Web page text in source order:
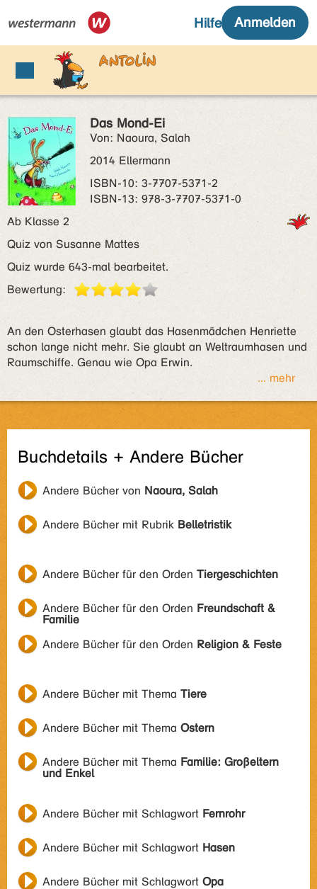
Das Mond-Ei
Von: Naoura, Salah
2014 Ellermann
ISBN‑10: 3-7707-5371-2
ISBN‑13: 978-3-7707-5371-0
Ab Klasse 2
Quiz von Susanne Mattes
Quiz wurde 643-mal bearbeitet.
Bewertung:
An den Osterhasen glaubt das Hasenmädchen Henriette
schon lange nicht mehr. Sie glaubt an Weltraumhasen und
Raumschiffe. Genau wie Opa Erwin.
... mehr
Buchdetails + Andere Bücher
Andere Bücher von Naoura, Salah
Andere Bücher mit Rubrik Belletristik
Andere Bücher für den Orden Tiergeschichten
Andere Bücher für den Orden Freundschaft &
Familie
Andere Bücher für den Orden Religion & Feste
Andere Bücher mit Thema Tiere
Andere Bücher mit Thema Ostern
Andere Bücher mit Thema Familie: Großeltern
und Enkel
Andere Bücher mit Schlagwort Fernrohr
Andere Bücher mit Schlagwort Hasen
Andere Bücher mit Schlagwort Opa